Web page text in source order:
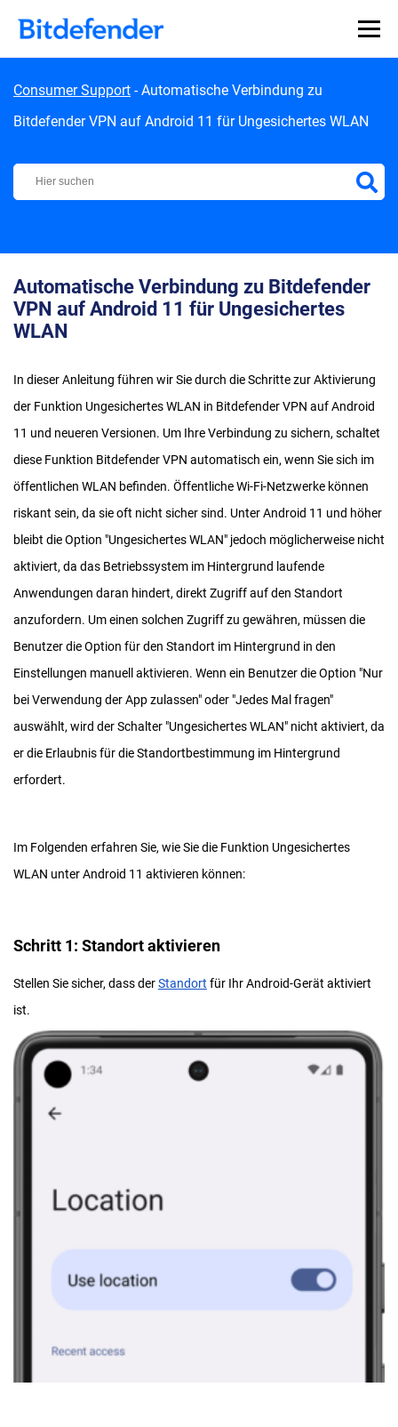
Consumer Support -Automatische Verbindung zu
Bitdefender VPN auf Android 11 für Ungesichertes WLAN
Bitdefender Support Center
Automatische Verbindung zu Bitdefender
VPN auf Android 11 für Ungesichertes
WLAN
In dieser Anleitung führen wir Sie durch die Schritte zur Aktivierung
der Funktion Ungesichertes WLAN in Bitdefender VPN auf Android
11 und neueren Versionen. Um Ihre Verbindung zu sichern, schaltet
diese Funktion Bitdefender VPN automatisch ein, wenn Sie sich im
öffentlichen WLAN befinden. Öffentliche Wi-Fi-Netzwerke können
riskant sein, da sie oft nicht sicher sind. Unter Android 11 und höher
bleibt die Option "Ungesichertes WLAN" jedoch möglicherweise nicht
aktiviert, da das Betriebssystem im Hintergrund laufende
Anwendungen daran hindert, direkt Zugriff auf den Standort
anzufordern. Um einen solchen Zugriff zu gewähren, müssen die
Benutzer die Option für den Standort im Hintergrund in den
Einstellungen manuell aktivieren. Wenn ein Benutzer die Option "Nur
bei Verwendung der App zulassen" oder "Jedes Mal fragen"
auswählt, wird der Schalter "Ungesichertes WLAN" nicht aktiviert, da
er die Erlaubnis für die Standortbestimmung im Hintergrund
erfordert.
Im Folgenden erfahren Sie, wie Sie die Funktion Ungesichertes
WLAN unter Android 11 aktivieren können:
Schritt 1: Standort aktivieren
Stellen Sie sicher, dass derStandort für Ihr Android-Gerät aktiviert
ist.